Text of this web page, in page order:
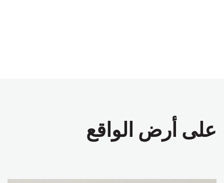
على أرض الواقع